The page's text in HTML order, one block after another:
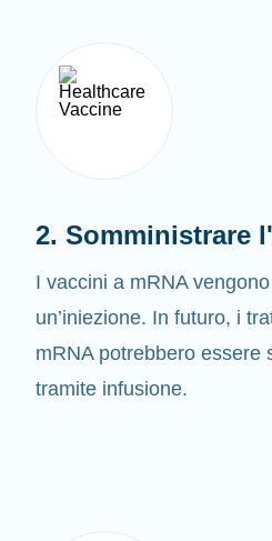
2. Somministrare
I vaccini a mRNA
un’iniezione. In futuro, i
mRNA potrebbero essere
tramite infusione.